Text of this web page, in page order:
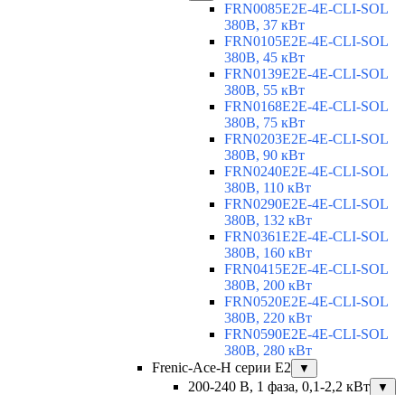
FRN0085E2E-4E-CLI-SOL
380В, 37 кВт
FRN0105E2E-4E-CLI-SOL
380В, 45 кВт
FRN0139E2E-4E-CLI-SOL
380В, 55 кВт
FRN0168E2E-4E-CLI-SOL
380В, 75 кВт
FRN0203E2E-4E-CLI-SOL
380В, 90 кВт
FRN0240E2E-4E-CLI-SOL
380В, 110 кВт
FRN0290E2E-4E-CLI-SOL
380В, 132 кВт
FRN0361E2E-4E-CLI-SOL
380В, 160 кВт
FRN0415E2E-4E-CLI-SOL
380В, 200 кВт
FRN0520E2E-4E-CLI-SOL
380В, 220 кВт
FRN0590E2E-4E-CLI-SOL
380В, 280 кВт
Frenic-Ace-H серии E2
▼
200-240 В, 1 фаза, 0,1-2,2 кВт ▼